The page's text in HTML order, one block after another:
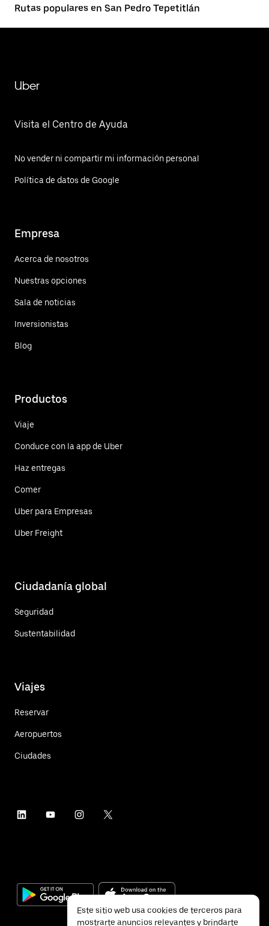
Rutas populares en San Pedro Tepetitlán
Uber
Visita el Centro de Ayuda
No vender ni compartir mi información personal
Política de datos de Google
Empresa
Acerca de nosotros
Nuestras opciones
Sala de noticias
Inversionistas
Blog
Productos
Viaje
Conduce con la app de Uber
Haz entregas
Comer
Uber para Empresas
Uber Freight
Ciudadanía global
Seguridad
Sustentabilidad
Viajes
Reservar
Aeropuertos
Ciudades
Este sitio web usa cookies de terceros para
mostrarte anuncios relevantes y brindarte